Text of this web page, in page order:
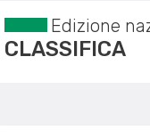
Edizione
CLASSIFICA